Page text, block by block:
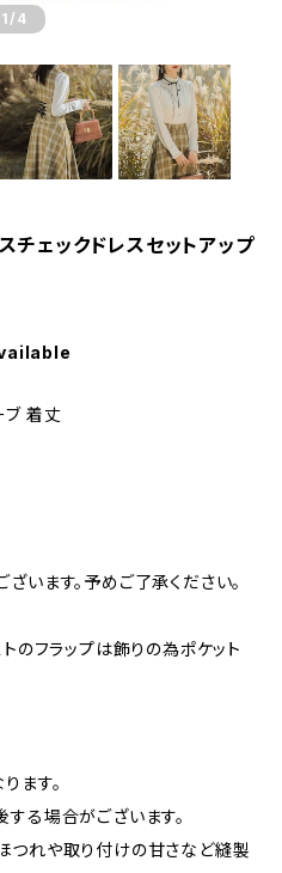
1 /4
チェックドレスセットアップ
ブ 着丈
います。予めご了承ください。
のフラップは飾りの為ポケット
ます。
る場合がございます。
つれや取り付けの甘さなど縫製